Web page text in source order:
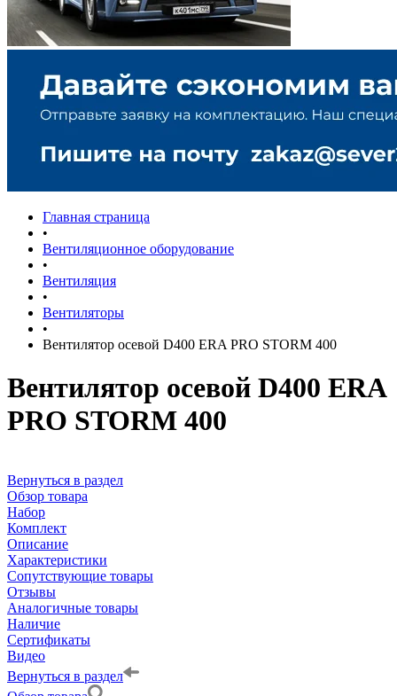
Главная страница
•
Вентиляционное оборудование
•
Вентиляция
•
Вентиляторы
•
Вентилятор осевой D400 ERA PRO STORM 400
Вентилятор осевой D400 ERA
PRO STORM 400
Вернуться в раздел
Обзор товара
Набор
Комплект
Описание
Характеристики
Сопутствующие товары
Отзывы
Аналогичные товары
Наличие
Сертификаты
Видео
Вернуться в раздел